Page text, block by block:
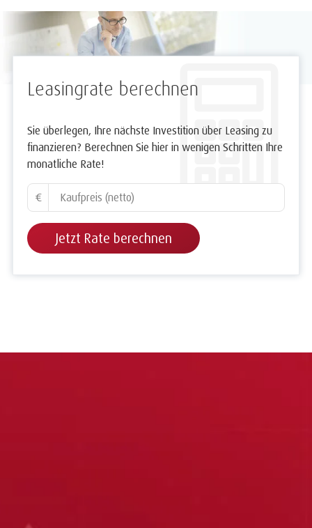
Leasingrate berechnen
Sie überlegen, Ihre nächste Investition über Leasing zu
finanzieren? Berechnen Sie hier in wenigen Schritten Ihre
monatliche Rate!
€
Jetzt Rate berechnen